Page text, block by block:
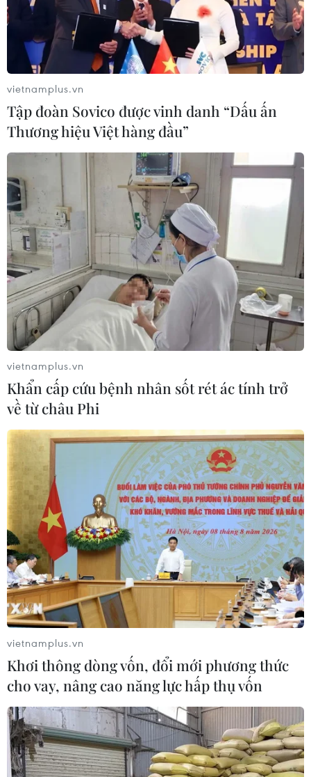
UNHCR-WB phối hợp viện trợ cho các
nước tiếp nhận người tị nạn Syria
14/10/2021 22:56
Ngày 14/10, người đứng đầu Cao uỷ Liên hợp quốc về
người tị nạn (UNHCR) Filippo Grandi cho hay đang phối
hợp với Ngân hàng Thế giới (WB) để cung cấp tài chính
cho các nước hiện có người tị nạn Syria.
vietnamplus.vn
Tập đoàn Sovico được vinh danh “Dấu ấn
Thương hiệu Việt hàng đầu”
vietnamplus.vn
Khẩn cấp cứu bệnh nhân sốt rét ác tính trở
về từ châu Phi
vietnamplus.vn
Khơi thông dòng vốn, đổi mới phương thức
cho vay, nâng cao năng lực hấp thụ vốn